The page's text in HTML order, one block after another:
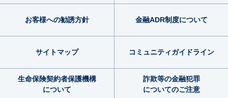
お客様への勧誘方針 金融ADR制度について
サイトマップ コミュニティガイドライン
生命保険契約者保護機構
について
詐欺等の金融犯罪
についてのご注意